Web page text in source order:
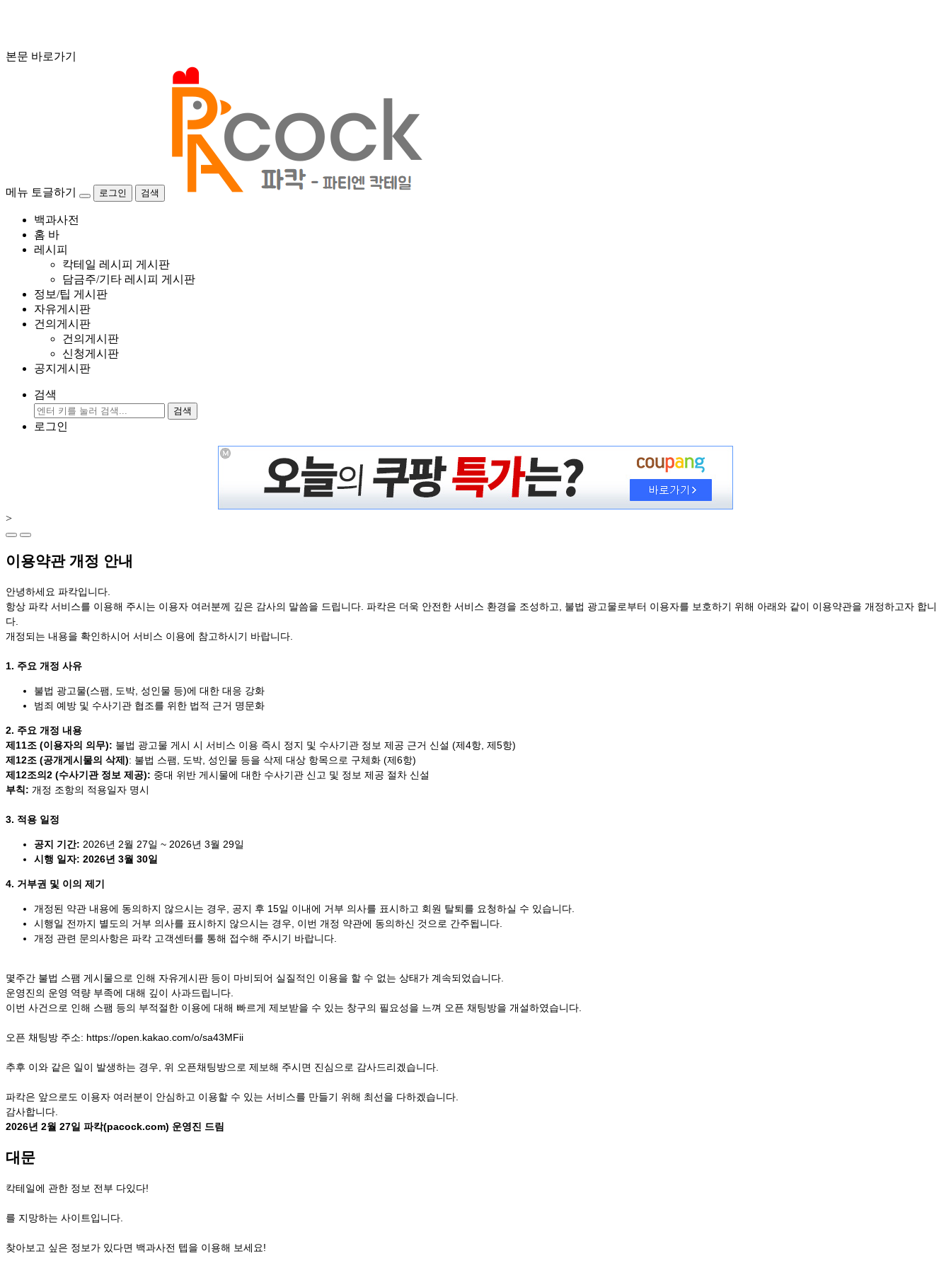
본문 바로가기
메뉴 토글하기 로그인 검색
백과사전
홈 바
레시피
칵테일 레시피 게시판
담금주/기타 레시피 게시판
정보/팁 게시판
자유게시판
건의게시판
건의게시판
신청게시판
공지게시판
검색
검색
로그인
>
이용약관 개정 안내
안녕하세요 파칵입니다.
항상 파칵 서비스를 이용해 주시는 이용자 여러분께 깊은 감사의 말씀을 드립니다. 파칵은 더욱 안전한 서비스 환경을 조성하고, 불법 광고물로부터 이용자를 보호하기 위해 아래와 같이 이용약관을 개정하고자 합니
다.
개정되는 내용을 확인하시어 서비스 이용에 참고하시기 바랍니다.
1. 주요 개정 사유
불법 광고물(스팸, 도박, 성인물 등)에 대한 대응 강화
범죄 예방 및 수사기관 협조를 위한 법적 근거 명문화
2. 주요 개정 내용
제11조 (이용자의 의무): 불법 광고물 게시 시 서비스 이용 즉시 정지 및 수사기관 정보 제공 근거 신설 (제4항, 제5항)
제12조 (공개게시물의 삭제): 불법 스팸, 도박, 성인물 등을 삭제 대상 항목으로 구체화 (제6항)
제12조의2 (수사기관 정보 제공): 중대 위반 게시물에 대한 수사기관 신고 및 정보 제공 절차 신설
부칙: 개정 조항의 적용일자 명시
3. 적용 일정
공지 기간: 2026년 2월 27일 ~ 2026년 3월 29일
시행 일자: 2026년 3월 30일
4. 거부권 및 이의 제기
개정된 약관 내용에 동의하지 않으시는 경우, 공지 후 15일 이내에 거부 의사를 표시하고 회원 탈퇴를 요청하실 수 있습니다.
시행일 전까지 별도의 거부 의사를 표시하지 않으시는 경우, 이번 개정 약관에 동의하신 것으로 간주됩니다.
개정 관련 문의사항은 파칵 고객센터를 통해 접수해 주시기 바랍니다.
몇주간 불법 스팸 게시물으로 인해 자유게시판 등이 마비되어 실질적인 이용을 할 수 없는 상태가 계속되었습니다.
운영진의 운영 역량 부족에 대해 깊이 사과드립니다.
이번 사건으로 인해 스팸 등의 부적절한 이용에 대해 빠르게 제보받을 수 있는 창구의 필요성을 느껴 오픈 채팅방을 개설하였습니다.
오픈 채팅방 주소: https://open.kakao.com/o/sa43MFii
추후 이와 같은 일이 발생하는 경우, 위 오픈채팅방으로 제보해 주시면 진심으로 감사드리겠습니다.
파칵은 앞으로도 이용자 여러분이 안심하고 이용할 수 있는 서비스를 만들기 위해 최선을 다하겠습니다.
감사합니다.
2026년 2월 27일 파칵(pacock.com) 운영진 드림
대문
칵테일에 관한 정보 전부 다있다!
를 지망하는 사이트입니다.
찾아보고 싶은 정보가 있다면 백과사전 텝을 이용해 보세요!